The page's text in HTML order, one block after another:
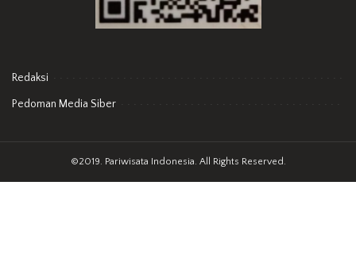
Redaksi
Pedoman Media Siber
©2019. Pariwisata Indonesia. All Rights Reserved.